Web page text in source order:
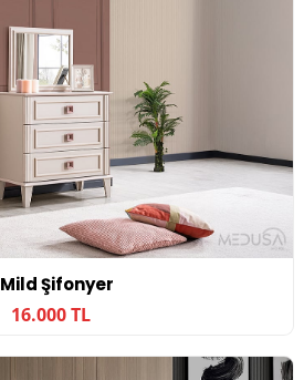
Mild Şifonyer
16.000 TL